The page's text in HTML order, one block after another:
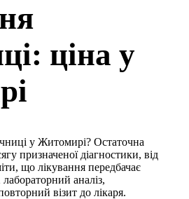
ціна у
у Житомирі? Остаточна
призначеної діагностики, від
що лікування передбачає
лабораторний аналіз,
візит до лікаря.